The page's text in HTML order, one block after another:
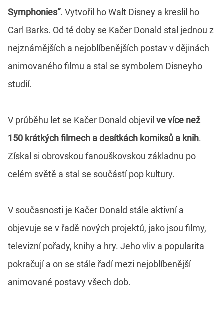
Symphonies“. Vytvořil ho Walt Disney a kreslil ho
Carl Barks. Od té doby se Kačer Donald stal jednou z
nejznámějších a nejoblíbenějších postav v dějinách
animovaného filmu a stal se symbolem Disneyho
studií.
V průběhu let se Kačer Donald objevil ve více než
150 krátkých filmech a desítkách komiksů a knih.
Získal si obrovskou fanouškovskou základnu po
celém světě a stal se součástí pop kultury.
V současnosti je Kačer Donald stále aktivní a
objevuje se v řadě nových projektů, jako jsou filmy,
televizní pořady, knihy a hry. Jeho vliv a popularita
pokračují a on se stále řadí mezi nejoblíbenější
animované postavy všech dob.